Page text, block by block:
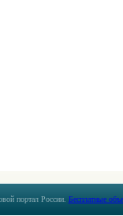
портал России. Бесплатные